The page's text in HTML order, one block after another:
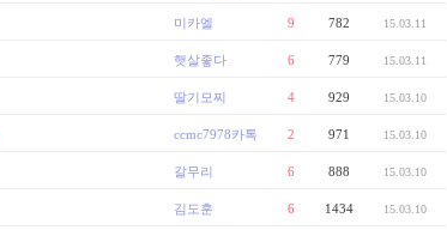
미카엘 9 782 15.03.11
햇살좋다 6 779 15.03.11
딸기모찌 4 929 15.03.10
ccmc7978카톡 2 971 15.03.10
갈무리 6 888 15.03.10
김도훈 6 1434 15.03.10